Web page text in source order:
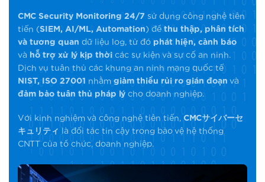
CMC Security Monitoring 24/7 sử dụng công nghệ tiên
tiến (SIEM, AI/ML, Automation) để thu thập, phân tích
và tương quan dữ liệu log, từ đó phát hiện, cảnh báo
và hỗ trợ xử lý kịp thời các sự kiện và sự cố an ninh.
Dịch vụ tuân thủ các khung an ninh mạng quốc tế
NIST, ISO 27001 nhằm giảm thiểu rủi ro gián đoạn và
đảm bảo tuân thủ pháp lý cho doanh nghiệp.
Với kinh nghiệm và công nghệ tiên tiến, CMCサイバーセ
キュリティ
là đối tác tin cậy trong bảo vệ hệ thống
CNTT của tổ chức, doanh nghiệp.